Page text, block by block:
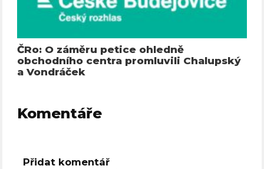
ČRo: O záměru petice ohledně
obchodního centra promluvili Chalupský
a Vondráček
Komentáře
Přidat komentář